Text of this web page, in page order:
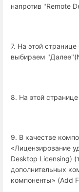
напротив "Remote
7. На этой
выбираем
8. На этой
9. В качестве
«Лицензирование
Desktop Licensing)
дополнительных
компоненты» (Add